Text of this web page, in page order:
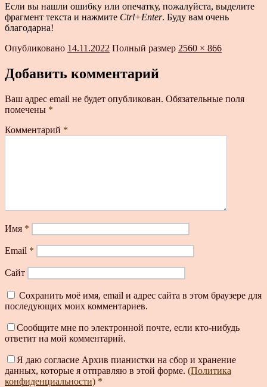
Если вы нашли ошибку или опечатку, пожалуйста, выделите
фрагмент текста и нажмите Ctrl+Enter. Буду вам очень
благодарна!
Опубликовано 14.11.2022 Полный размер 2560 × 866
Добавить комментарий
Ваш адрес email не будет опубликован. Обязательные поля
помечены *
Комментарий *
Имя *
Email *
Сайт
Сохранить моё имя, email и адрес сайта в этом браузере для
последующих моих комментариев.
Сообщите мне по электронной почте, если кто-нибудь
ответит на мой комментарий.
Я даю согласие Архив пианистки на сбор и хранение
данных, которые я отправляю в этой форме. (Политика
конфиденциальности) *